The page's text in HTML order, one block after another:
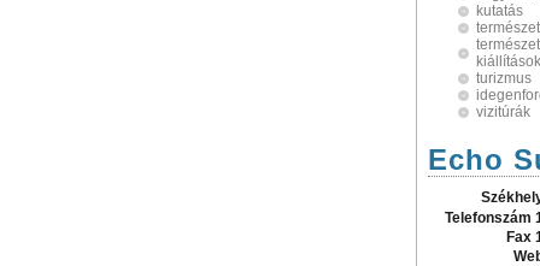
kutatás
kiállítások
turizmus
vizitúrák
Echo
Telefonszám
Fax